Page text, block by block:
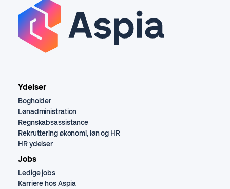
Ydelser
Bogholder
Lønadministration
Regnskabsassistance
Rekruttering økonomi, løn og HR
HR ydelser
Jobs
Ledige jobs
Karriere hos Aspia